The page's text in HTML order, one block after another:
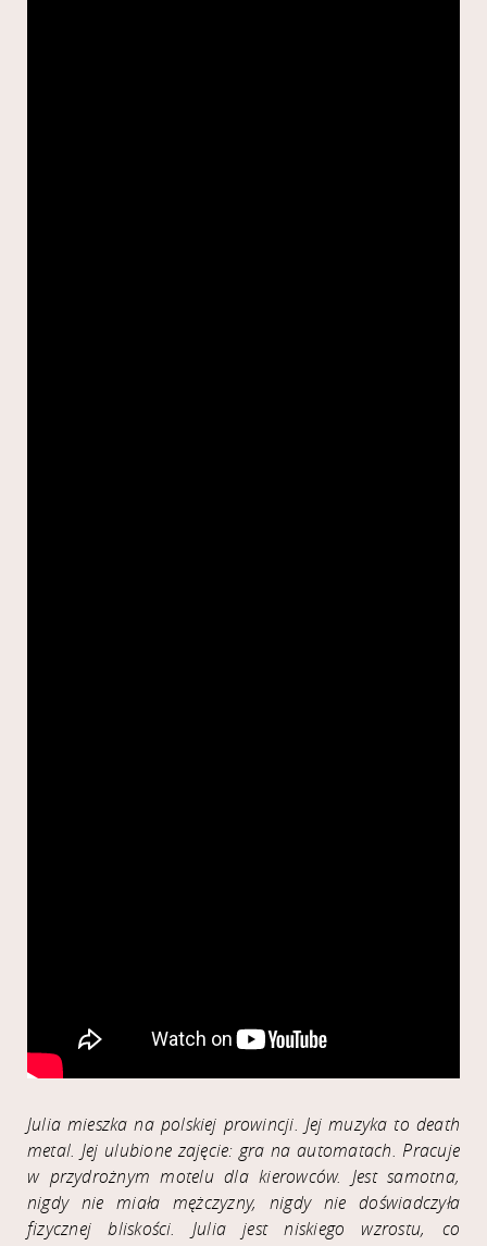
Julia mieszka na polskiej prowincji. Jej muzyka to death
metal. Jej ulubione zajęcie: gra na automatach. Pracuje
w przydrożnym motelu dla kierowców. Jest samotna,
nigdy nie miała mężczyzny, nigdy nie doświadczyła
fizycznej bliskości. Julia jest niskiego wzrostu, co